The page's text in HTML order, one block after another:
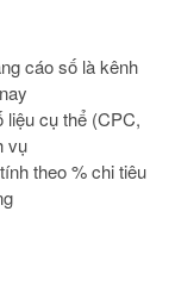
cáo số là kênh
liệu cụ thể (CPC,
vụ
theo % chi tiêu